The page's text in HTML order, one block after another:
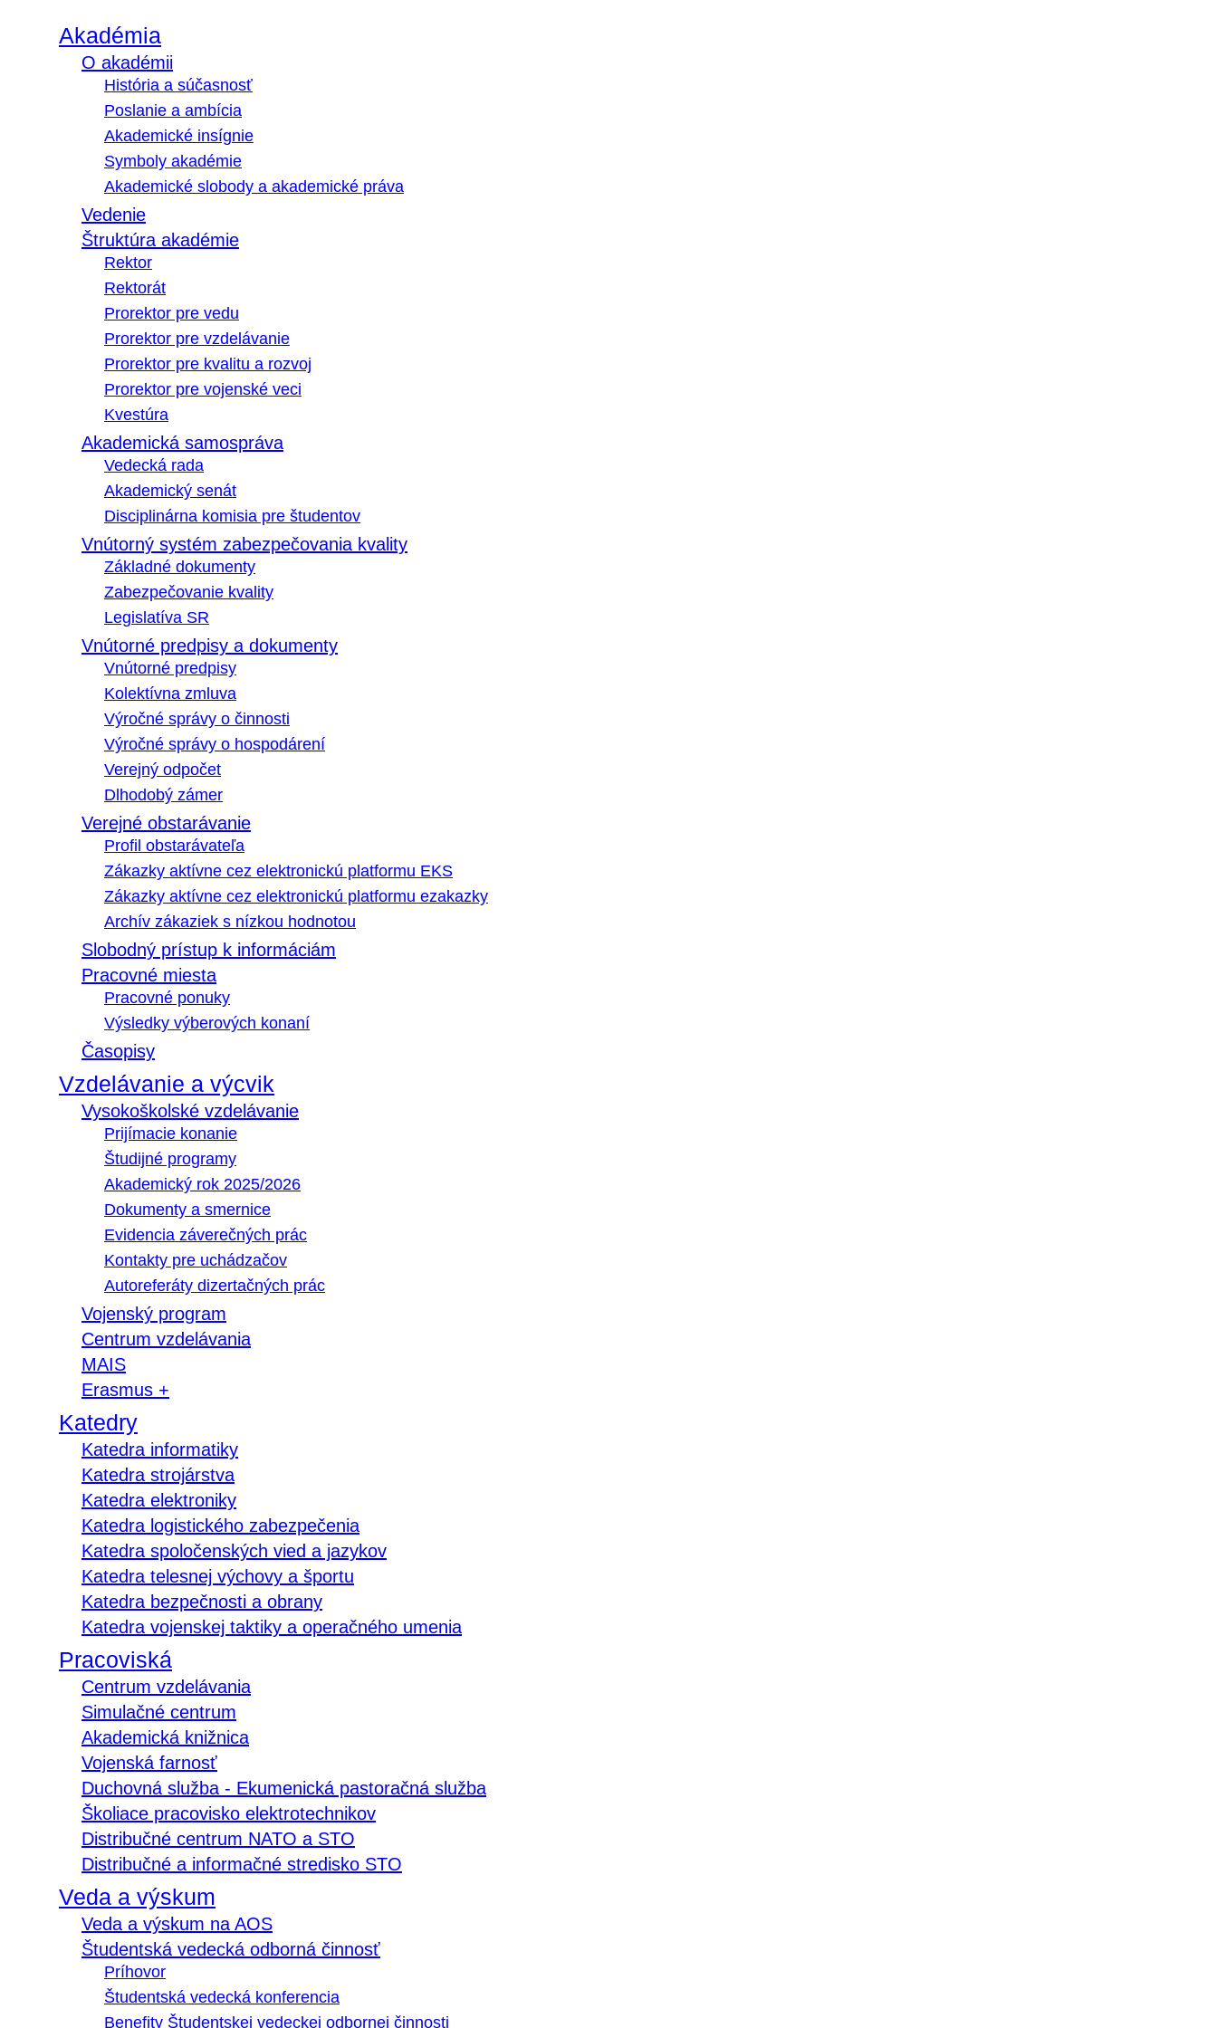
Akadémia
O akadémii
História a súčasnosť
Poslanie a ambícia
Akademické insígnie
Symboly akadémie
Akademické slobody a akademické práva
Vedenie
Štruktúra akadémie
Rektor
Rektorát
Prorektor pre vedu
Prorektor pre vzdelávanie
Prorektor pre kvalitu a rozvoj
Prorektor pre vojenské veci
Kvestúra
Akademická samospráva
Vedecká rada
Akademický senát
Disciplinárna komisia pre študentov
Vnútorný systém zabezpečovania kvality
Základné dokumenty
Zabezpečovanie kvality
Legislatíva SR
Vnútorné predpisy a dokumenty
Vnútorné predpisy
Kolektívna zmluva
Výročné správy o činnosti
Výročné správy o hospodárení
Verejný odpočet
Dlhodobý zámer
Verejné obstarávanie
Profil obstarávateľa
Zákazky aktívne cez elektronickú platformu EKS
Zákazky aktívne cez elektronickú platformu ezakazky
Archív zákaziek s nízkou hodnotou
Slobodný prístup k informáciám
Pracovné miesta
Pracovné ponuky
Výsledky výberových konaní
Časopisy
Vzdelávanie a výcvik
Vysokoškolské vzdelávanie
Prijímacie konanie
Študijné programy
Akademický rok 2025/2026
Dokumenty a smernice
Evidencia záverečných prác
Kontakty pre uchádzačov
Autoreferáty dizertačných prác
Vojenský program
Centrum vzdelávania
MAIS
Erasmus +
Katedry
Katedra informatiky
Katedra strojárstva
Katedra elektroniky
Katedra logistického zabezpečenia
Katedra spoločenských vied a jazykov
Katedra telesnej výchovy a športu
Katedra bezpečnosti a obrany
Katedra vojenskej taktiky a operačného umenia
Pracoviská
Centrum vzdelávania
Simulačné centrum
Akademická knižnica
Vojenská farnosť
Duchovná služba - Ekumenická pastoračná služba
Školiace pracovisko elektrotechnikov
Distribučné centrum NATO a STO
Distribučné a informačné stredisko STO
Veda a výskum
Veda a výskum na AOS
Študentská vedecká odborná činnosť
Príhovor
Študentská vedecká konferencia
Benefity Študentskej vedeckej odbornej činnosti